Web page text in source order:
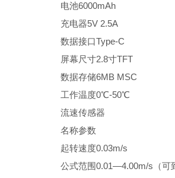
电池6000mAh
充电器5V 2.5A
数据接口Type-C
屏幕尺寸2.8寸TFT
数据存储6MB MSC
工作温度0℃-50℃
流速传感器
名称参数
起转速度0.03m/s
公式范围0.01—4.00m/s（可